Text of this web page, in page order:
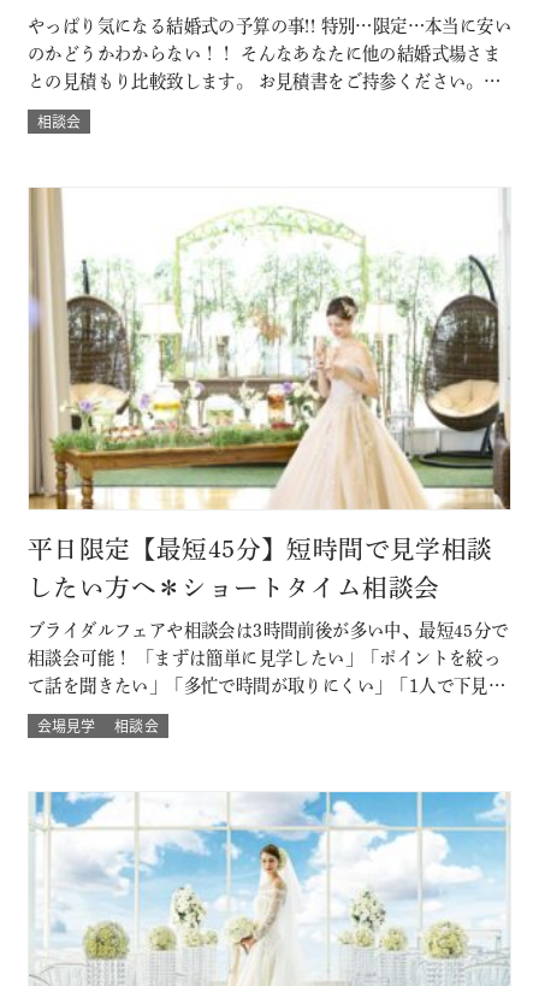
やっぱり気になる結婚式の予算の事!! 特別…限定…本当に安い
のかどうかわからない！！ そんなあなたに他の結婚式場さま
との見積もり比較致します。 お見積書をご持参ください。
「既に他の結婚式場に決定済みだけど・・」なんていう方も
大歓迎。 ◇既に予算書をもらっている方は当日お持ちいただ
ついても紹介。 本当に…
相談会
平日限定【最短45分】短時間で見学相談
したい方へ＊ショートタイム相談会
ブライダルフェアや相談会は3時間前後が多い中、最短45分で
相談会可能！ 「まずは簡単に見学したい」「ポイントを絞っ
て話を聞きたい」「多忙で時間が取りにくい」「1人で下見し
たい」「乗り気でない彼に話を聞いてもらいたい」といった
方におすすめ！ ※後日、ご試食・ご試着もOK♪ このフェア
会場見学 相談会